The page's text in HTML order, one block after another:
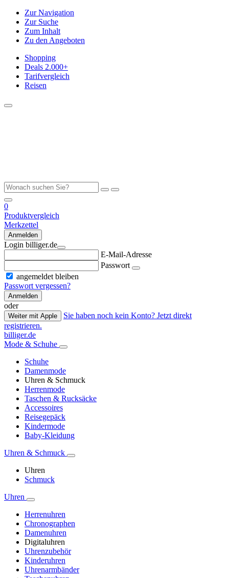
Zur Navigation
Zur Suche
Zum Inhalt
Zu den Angeboten
Shopping
Deals 2.000+
Tarifvergleich
Reisen
0
Produktvergleich
Merkzettel
Anmelden
Login billiger.de
E-Mail-Adresse
Passwort
angemeldet bleiben
Passwort vergessen?
Anmelden
oder
Weiter mit Apple
Sie haben noch kein Konto? Jetzt direkt
registrieren.
billiger.de
Mode & Schuhe
Schuhe
Damenmode
Uhren & Schmuck
Herrenmode
Taschen & Rucksäcke
Accessoires
Reisegepäck
Kindermode
Baby-Kleidung
Uhren & Schmuck
Uhren
Schmuck
Uhren
Herrenuhren
Chronographen
Damenuhren
Digitaluhren
Uhrenzubehör
Kinderuhren
Uhrenarmbänder